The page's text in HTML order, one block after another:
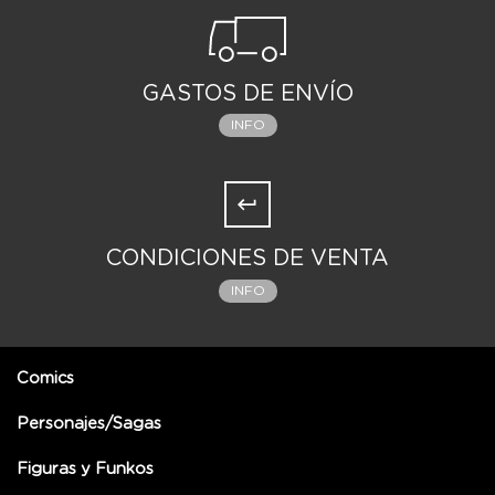
GASTOS DE ENVÍO
INFO
CONDICIONES DE VENTA
INFO
Comics
Personajes/Sagas
Figuras y Funkos